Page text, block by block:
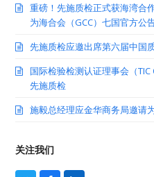
重磅！先施质检正式获海湾合
为海合会（GCC）七国官方公
先施质检应邀出席第六届中国
国际检验检测认证理事会（
先施质检
施毅总经理应金华商务局邀请
关注我们